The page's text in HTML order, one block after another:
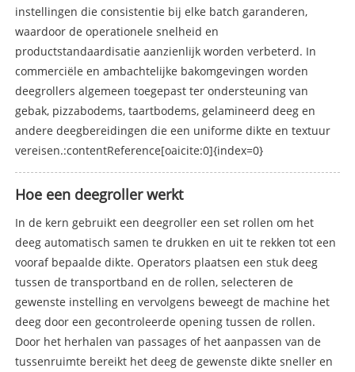
instellingen die consistentie bij elke batch garanderen,
waardoor de operationele snelheid en
productstandaardisatie aanzienlijk worden verbeterd. In
commerciële en ambachtelijke bakomgevingen worden
deegrollers algemeen toegepast ter ondersteuning van
gebak, pizzabodems, taartbodems, gelamineerd deeg en
andere deegbereidingen die een uniforme dikte en textuur
vereisen.:contentReference[oaicite:0]{index=0}
Hoe een deegroller werkt
In de kern gebruikt een deegroller een set rollen om het
deeg automatisch samen te drukken en uit te rekken tot een
vooraf bepaalde dikte. Operators plaatsen een stuk deeg
tussen de transportband en de rollen, selecteren de
gewenste instelling en vervolgens beweegt de machine het
deeg door een gecontroleerde opening tussen de rollen.
Door het herhalen van passages of het aanpassen van de
tussenruimte bereikt het deeg de gewenste dikte sneller en